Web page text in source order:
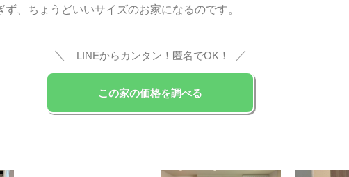
、ちょうどいいサイズのお家になるのです。
＼ LINEからカンタン！匿名でOK！ ／
この家の価格を調べる